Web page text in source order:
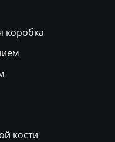
коробка
кости